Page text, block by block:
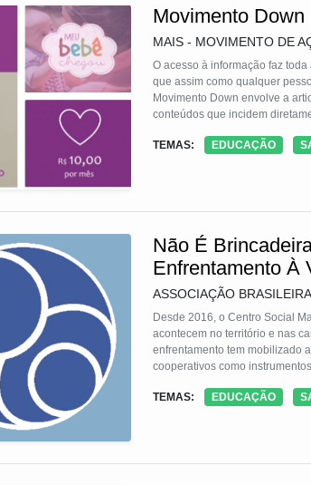
Movimento Down
MAIS - MOVIMENTO DE
O acesso à informação faz
que assim como qualquer
Movimento Down envolve a
conteúdos que incidem diretamente
TEMAS:
EDUCAÇÃO
Não É
Enfrentamento À
ASSOCIAÇÃO
Desde 2016, o Centro Social
acontecem no território e nas
enfrentamento tem mobilizado
cooperativos como
território, isto é, voltado para a
TEMAS: EDUCAÇÃO